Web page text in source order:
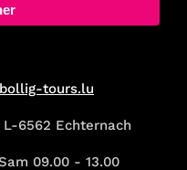
tours.lu
L-6562 Echternach
09.00 - 13.00